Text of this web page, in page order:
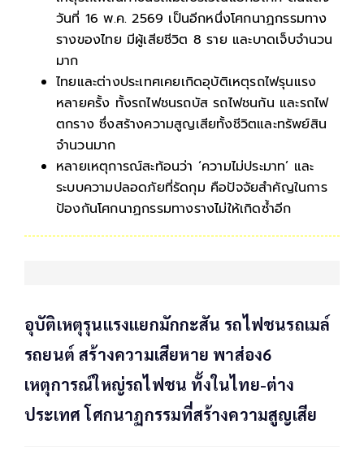
วันที่ 16 พ.ค. 2569 เป็นอีกหนึ่งโศกนาฏกรรมทาง
รางของไทย มีผู้เสียชีวิต 8 ราย และบาดเจ็บจำนวน
มาก
ไทยและต่างประเทศเคยเกิดอุบัติเหตุรถไฟรุนแรง
หลายครั้ง ทั้งรถไฟชนรถบัส รถไฟชนกัน และรถไฟ
ตกราง ซึ่งสร้างความสูญเสียทั้งชีวิตและทรัพย์สิน
จำนวนมาก
หลายเหตุการณ์สะท้อนว่า ‘ความไม่ประมาท’ และ
ระบบความปลอดภัยที่รัดกุม คือปัจจัยสำคัญในการ
ป้องกันโศกนาฏกรรมทางรางไม่ให้เกิดซ้ำอีก
อุบัติเหตุรุนแรงแยกมักกะสัน รถไฟชนรถเมล์
รถยนต์ สร้างความเสียหาย พาส่อง6
เหตุการณ์ใหญ่รถไฟชน ทั้งในไทย-ต่าง
ประเทศ โศกนาฏกรรมที่สร้างความสูญเสีย